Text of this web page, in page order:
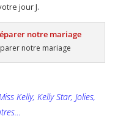
jour J.
notre mariage
Kelly, Kelly Star, Jolies,